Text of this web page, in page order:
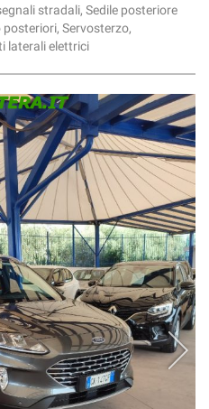
stradali, Sedile posteriore
Servosterzo,
laterali elettrici